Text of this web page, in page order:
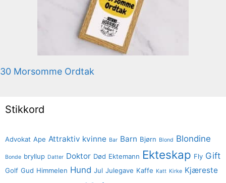
30 Morsomme Ordtak
Stikkord
Advokat Ape Attraktiv kvinne Bar Barn Bjørn Blond Blondine
Bonde bryllup Datter Doktor Død Ektemann Ekteskap Fly Gift
Golf Gud Himmelen Hund Jul Julegave Kaffe Katt Kirke Kjæreste